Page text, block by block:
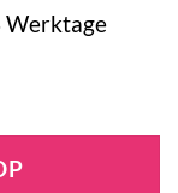
Werktage